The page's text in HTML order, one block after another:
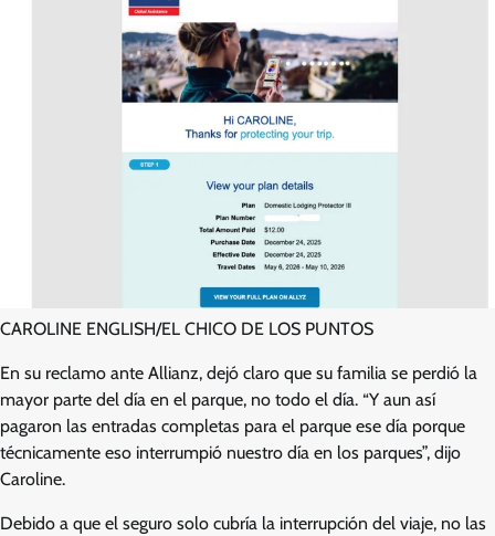
CAROLINE ENGLISH/EL CHICO DE LOS PUNTOS
En su reclamo ante Allianz, dejó claro que su familia se perdió la
mayor parte del día en el parque, no todo el día. “Y aun así
pagaron las entradas completas para el parque ese día porque
técnicamente eso interrumpió nuestro día en los parques”, dijo
Caroline.
Debido a que el seguro solo cubría la interrupción del viaje, no las